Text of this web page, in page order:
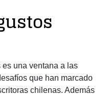
una ventana a las
que han marcado
chilenas. Además